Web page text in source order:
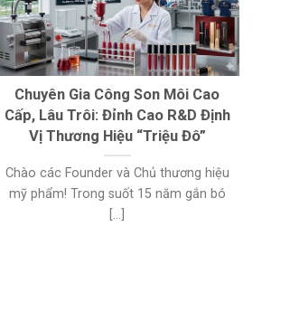
Chuyên Gia Công Son Môi Cao
Cấp, Lâu Trôi: Đỉnh Cao R&D Định
Vị Thương Hiệu “Triệu Đô”
Chào các Founder và Chủ thương hiệu
mỹ phẩm! Trong suốt 15 năm gắn bó
[...]